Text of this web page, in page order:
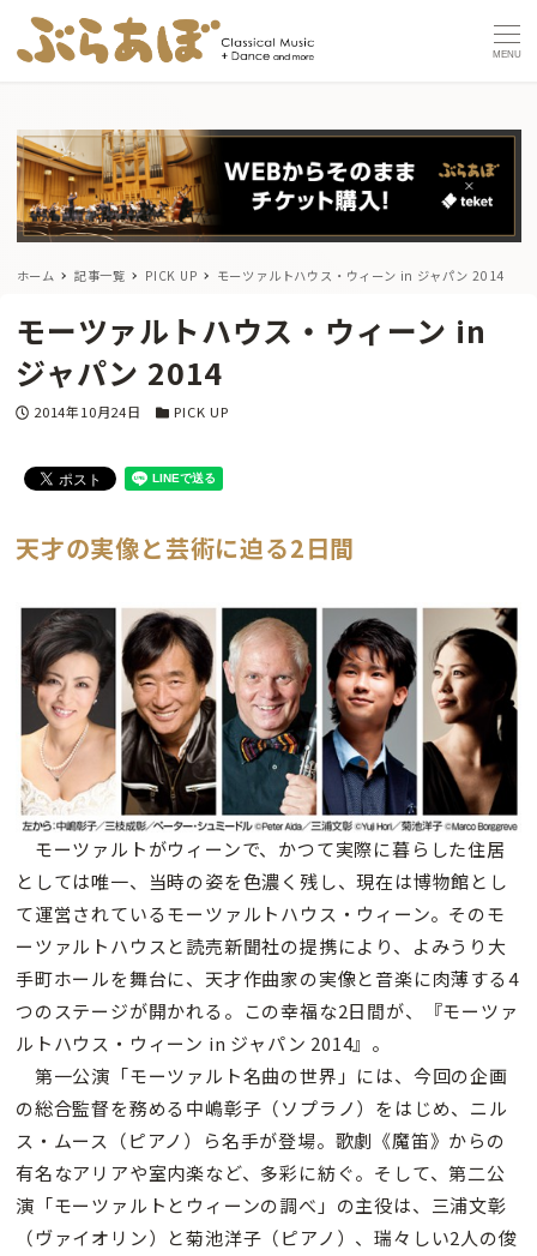
MENU
ホーム 記事一覧 PICK UP モーツァルトハウス・ウィーン in ジャパン 2014
モーツァルトハウス・ウィーン in
ジャパン 2014
投稿日
2014年10月24日 カテゴリー
PICK UP
天才の実像と芸術に迫る2日間
モーツァルトがウィーンで、かつて実際に暮らした住居
としては唯一、当時の姿を色濃く残し、現在は博物館とし
て運営されているモーツァルトハウス・ウィーン。そのモ
ーツァルトハウスと読売新聞社の提携により、よみうり大
手町ホールを舞台に、天才作曲家の実像と音楽に肉薄する4
つのステージが開かれる。この幸福な2日間が、『モーツァ
ルトハウス・ウィーン in ジャパン 2014』。
第一公演「モーツァルト名曲の世界」には、今回の企画
の総合監督を務める中嶋彰子（ソプラノ）をはじめ、ニル
ス・ムース（ピアノ）ら名手が登場。歌劇《魔笛》からの
有名なアリアや室内楽など、多彩に紡ぐ。そして、第二公
演「モーツァルトとウィーンの調べ」の主役は、三浦文彰
（ヴァイオリン）と菊池洋子（ピアノ）、瑞々しい2人の俊